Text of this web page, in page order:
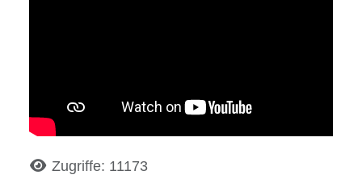
DetailsZugriffe: 11173